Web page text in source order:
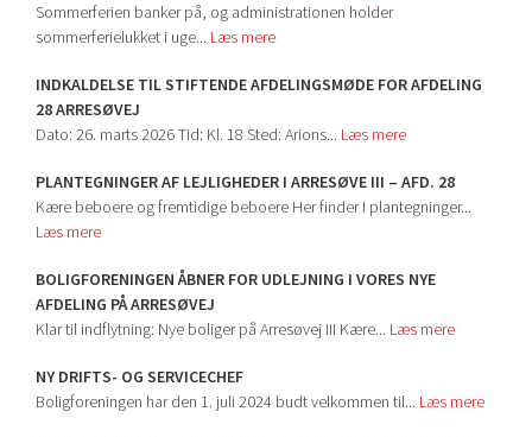
Sommerferien banker på, og administrationen holder
sommerferielukket i uge... Læs mere
INDKALDELSE TIL STIFTENDE AFDELINGSMØDE FOR AFDELING
28 ARRESØVEJ
Dato: 26. marts 2026 Tid: Kl. 18 Sted: Arions... Læs mere
PLANTEGNINGER AF LEJLIGHEDER I ARRESØVE III – AFD. 28
Kære beboere og fremtidige beboere Her finder I plantegninger...
Læs mere
BOLIGFORENINGEN ÅBNER FOR UDLEJNING I VORES NYE
AFDELING PÅ ARRESØVEJ
Klar til indflytning: Nye boliger på Arresøvej III Kære... Læs mere
NY DRIFTS- OG SERVICECHEF
Boligforeningen har den 1. juli 2024 budt velkommen til... Læs mere